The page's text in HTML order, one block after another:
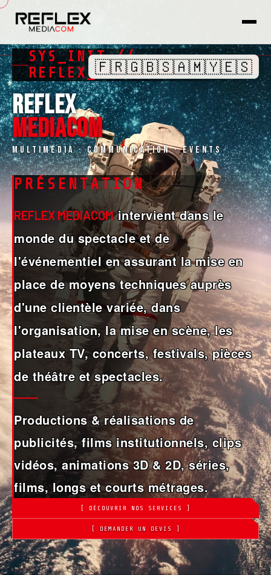
SYS_INIT //
REFLEX_MEDIACOM
█
REFLEX
MEDIACOM
Multimédia · Communication · Events
PRÉSENTATION
REFLEX MEDIACOMintervient dans le
monde du spectacle et de
l'événementiel en assurant la mise en
place de moyens techniques auprès
d'une clientèle variée, dans
l'organisation, la mise en scène, les
plateaux TV, concerts, festivals, pièces
de théâtre et spectacles.
Productions & réalisations de
publicités, films institutionnels, clips
vidéos, animations 3D & 2D, séries,
films, longs et courts métrages.
[ DÉCOUVRIR NOS SERVICES ]
[ DEMANDER UN DEVIS ]
🇫🇷🇬🇧🇸🇦🇲🇾🇪🇸